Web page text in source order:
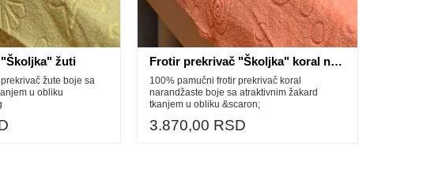
žuti
žute boje sa
u obliku
Frotir prekrivač "Školjka" koral narandžasta
100% pamučni frotir prekrivač koral
narandžaste boje sa atraktivnim žakard
tkanjem u obliku &scaron;
3.870,00 RSD